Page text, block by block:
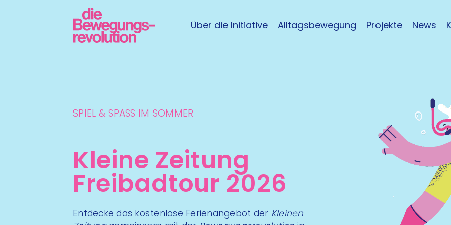
Über die Initiative Alltagsbewegung Projekte News
SPIEL & SPASS IM SOMMER
Kleine Zeitung
Freibadtour 2026
Entdecke das kostenlose Ferienangebot der Kleinen